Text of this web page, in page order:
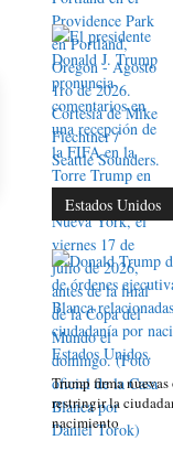
Estados Unidos
Trump firma nuevas
restringir la
nacimiento